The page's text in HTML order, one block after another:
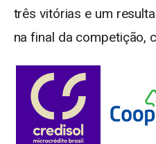
três vitórias e um
na final da competição,